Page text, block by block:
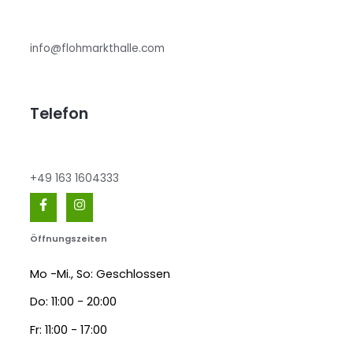
info@flohmarkthalle.com
Telefon
+49 163 1604333
Öffnungszeiten
Mo -Mi., So: Geschlossen
Do: 11:00 - 20:00
Fr: 11:00 - 17:00